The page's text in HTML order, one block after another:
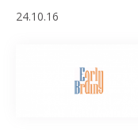
24.10.16